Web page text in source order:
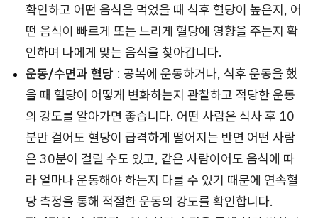
확인하고 어떤 음식을 먹었을 때 식후 혈당이 높은지, 어
떤 음식이 빠르게 또는 느리게 혈당에 영향을 주는지 확
인하며 나에게 맞는 음식을 찾아갑니다.
운동/수면과 혈당 : 공복에 운동하거나, 식후 운동을 했
을 때 혈당이 어떻게 변화하는지 관찰하고 적당한 운동
의 강도를 알아가면 좋습니다. 어떤 사람은 식사 후 10
분만 걸어도 혈당이 급격하게 떨어지는 반면 어떤 사람
은 30분이 걸릴 수도 있고, 같은 사람이어도 음식에 따
라 얼마나 운동해야 하는지 다를 수 있기 때문에 연속혈
당 측정을 통해 적절한 운동의 강도를 확인합니다.